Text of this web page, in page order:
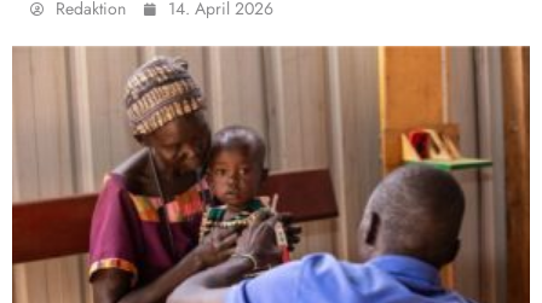
Redaktion 14. April 2026